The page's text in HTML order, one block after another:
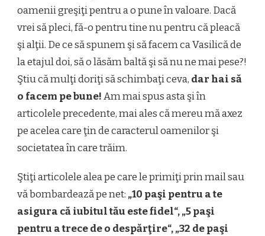
oamenii greşiţi pentru a o pune în valoare. Dacă
vrei să pleci, fă-o pentru tine nu pentru că pleacă
şi alţii. De ce să spunem şi să facem ca Vasilică de
la etajul doi, să o lăsăm baltă şi să nu ne mai pese?!
Ştiu că mulţi doriţi să schimbaţi ceva, dar hai să
o facem pe bune!Am mai spus asta şi în
articolele precedente, mai ales că mereu mă axez
pe acelea care ţin de caracterul oamenilor şi
societatea în care trăim.
Ştiţi articolele alea pe care le primiţi prin mail sau
vă bombardează pe net: „10 paşi pentru a te
asigura că iubitul tău este fidel“, „5 paşi
pentru a trece de o despărţire“, „32 de paşi